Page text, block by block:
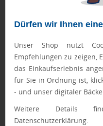
Dürfen wir Ihnen
Unser Shop nutzt
Empfehlungen zu zeigen,
das Einkaufserlebnis
für Sie in Ordnung ist,
- und unser digitaler
Weitere Details
Datenschutzerklärung.
Badekugeln (je 20 g) für
eine Kerze im Glas (130
auch leer als dekoratives
Geprüft von Ewa
schaffen es in den Shop.